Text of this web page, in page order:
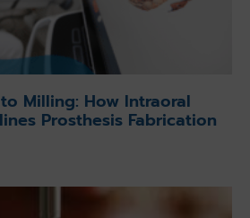
Milling: How Intraoral
Prosthesis Fabrication